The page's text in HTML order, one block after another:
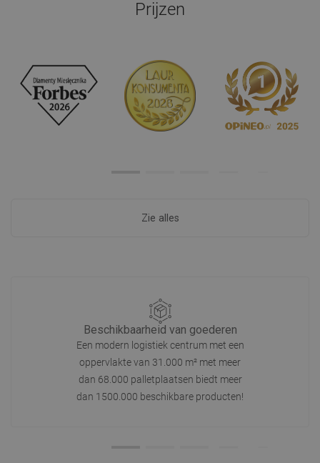
Prijzen
Zie alles
Beschikbaarheid van goederen
Een modern logistiek centrum met een
oppervlakte van 31.000 m² met meer
dan 68.000 palletplaatsen biedt meer
dan 1500.000 beschikbare producten!